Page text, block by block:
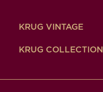
KRUG VINTAGE
KRUG COLLECTION